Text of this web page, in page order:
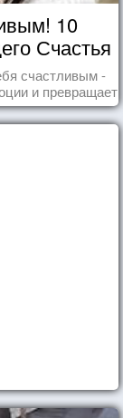
10
Счастья
счастливым -
и превращает